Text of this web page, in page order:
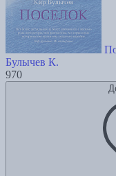
Булычев К.
970